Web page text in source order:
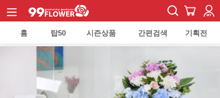
홈 탑50 시즌상품 간편검색 기획전